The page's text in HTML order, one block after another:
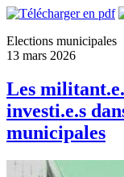
Elections municipales
13 mars 2026
Les
investi.e.s
municipales